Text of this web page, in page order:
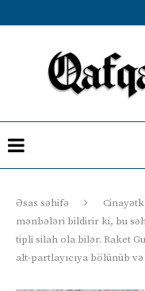
Əsas səhifə
mənbələri bildirir ki, bu
tipli silah ola bilər. Raket
alt-partlayıcıya bölünüb